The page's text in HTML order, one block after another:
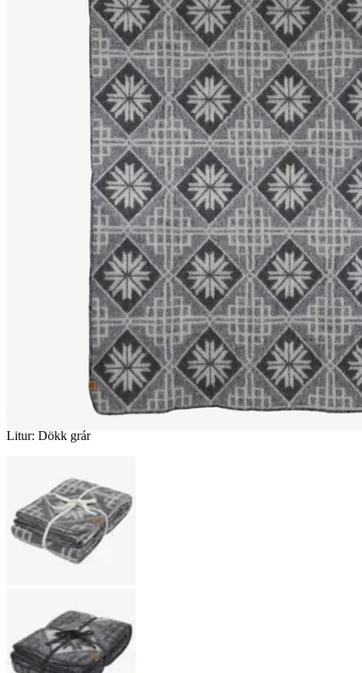
VARMIUllarteppi
Litur: Dökk grár